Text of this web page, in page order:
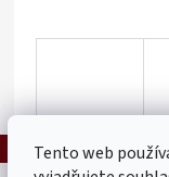
Tento web